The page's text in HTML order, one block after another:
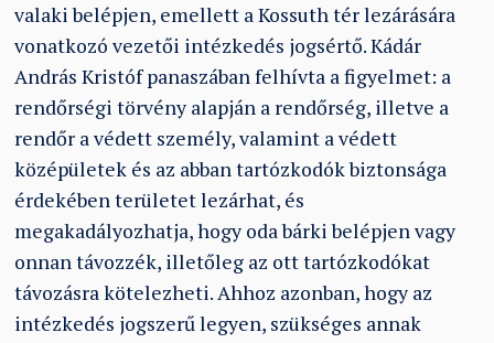
valaki belépjen, emellett a Kossuth tér lezárására
vonatkozó vezetői intézkedés jogsértő. Kádár
András Kristóf panaszában felhívta a figyelmet: a
rendőrségi törvény alapján a rendőrség, illetve a
rendőr a védett személy, valamint a védett
középületek és az abban tartózkodók biztonsága
érdekében területet lezárhat, és
megakadályozhatja, hogy oda bárki belépjen vagy
onnan távozzék, illetőleg az ott tartózkodókat
távozásra kötelezheti. Ahhoz azonban, hogy az
intézkedés jogszerű legyen, szükséges annak